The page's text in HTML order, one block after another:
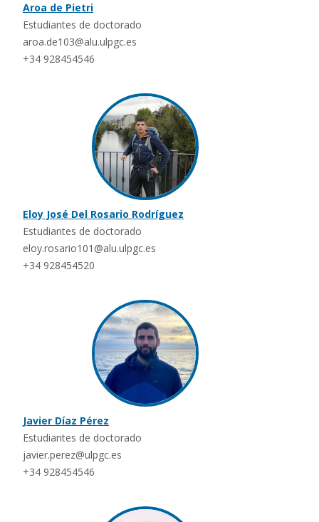
Aroa de Pietri
Estudiantes de doctorado
aroa.de103@alu.ulpgc.es
+34 928454546
Eloy José Del Rosario Rodríguez
Estudiantes de doctorado
eloy.rosario101@alu.ulpgc.es
+34 928454520
Javier Díaz Pérez
Estudiantes de doctorado
javier.perez@ulpgc.es
+34 928454546